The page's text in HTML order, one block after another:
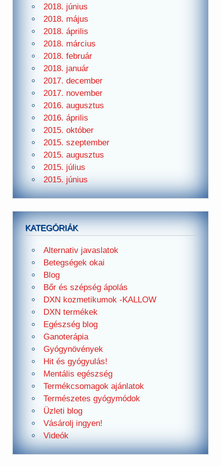
2018. június
2018. május
2018. április
2018. március
2018. február
2018. január
2017. december
2017. november
2016. augusztus
2016. április
2015. október
2015. szeptember
2015. augusztus
2015. július
2015. június
KATEGÓRIÁK
Alternativ javaslatok
Betegségek okai
Blog
Bőr és szépség ápolás
DXN kozmetikumok -KALLOW
DXN termékek
Egészség blog
Ganoterápia
Gyógynövények
Hit és gyógyulás!
Mentális egészség
Termékcsomagok ajánlatok
Természetes gyógymódok
Üzleti blog
Vásárolj ingyen!
Videók